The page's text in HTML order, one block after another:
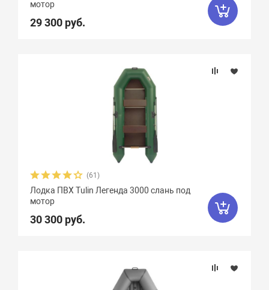
мотор
29 300 руб.
(61)
Лодка ПВХ Tulin Легенда 3000 слань под
мотор
30 300 руб.